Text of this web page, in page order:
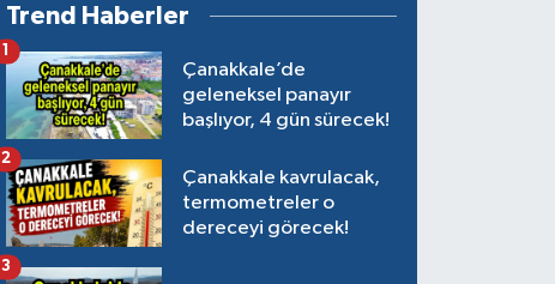
Trend Haberler
Çanakkale’de
geleneksel panayır
başlıyor, 4 gün sürecek!
1
Çanakkale kavrulacak,
termometreler o
dereceyi görecek!
2
3